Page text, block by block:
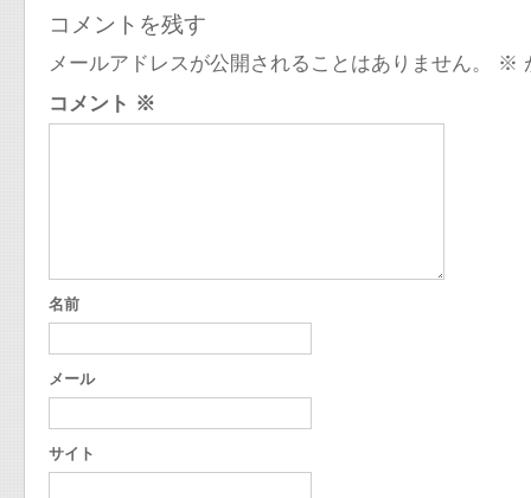
コメントを残す
メールアドレスが公開されることはありません。 ※
コメント ※
名前
メール
サイト